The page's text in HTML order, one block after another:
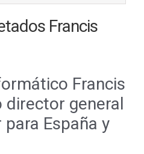
Francis
Francis
director general
España y